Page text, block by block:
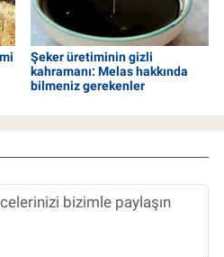
Şeker üretiminin gizli
kahramanı: Melas hakkında
bilmeniz gerekenler